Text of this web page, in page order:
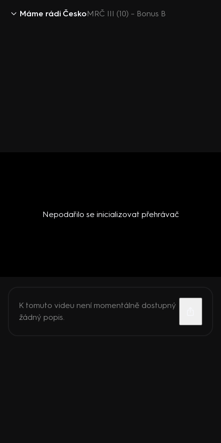
Máme rádi ČeskoMRČ III (10) – Bonus B
Nepodařilo se inicializovat přehrávač
K tomuto videu není momentálně dostupný
žádný popis.